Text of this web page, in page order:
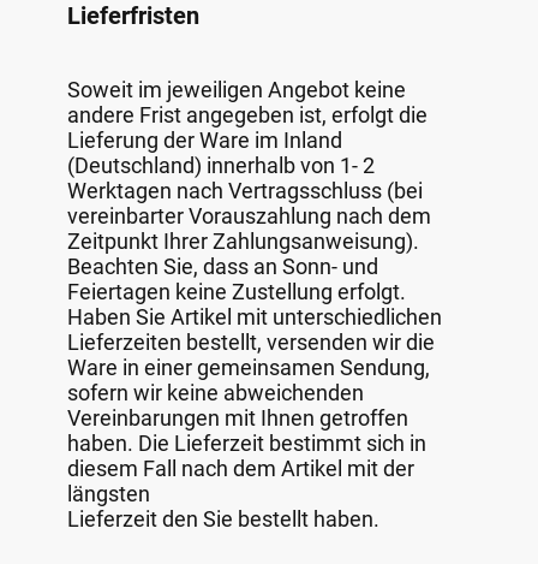
Lieferfristen
Soweit im jeweiligen Angebot keine
andere Frist angegeben ist, erfolgt die
Lieferung der Ware im Inland
(Deutschland) innerhalb von 1- 2
Werktagen nach Vertragsschluss (bei
vereinbarter Vorauszahlung nach dem
Zeitpunkt Ihrer Zahlungsanweisung).
Beachten Sie, dass an Sonn- und
Feiertagen keine Zustellung erfolgt.
Haben Sie Artikel mit unterschiedlichen
Lieferzeiten bestellt, versenden wir die
Ware in einer gemeinsamen Sendung,
sofern wir keine abweichenden
Vereinbarungen mit Ihnen getroffen
haben. Die Lieferzeit bestimmt sich in
diesem Fall nach dem Artikel mit der
längsten
Lieferzeit den Sie bestellt haben.